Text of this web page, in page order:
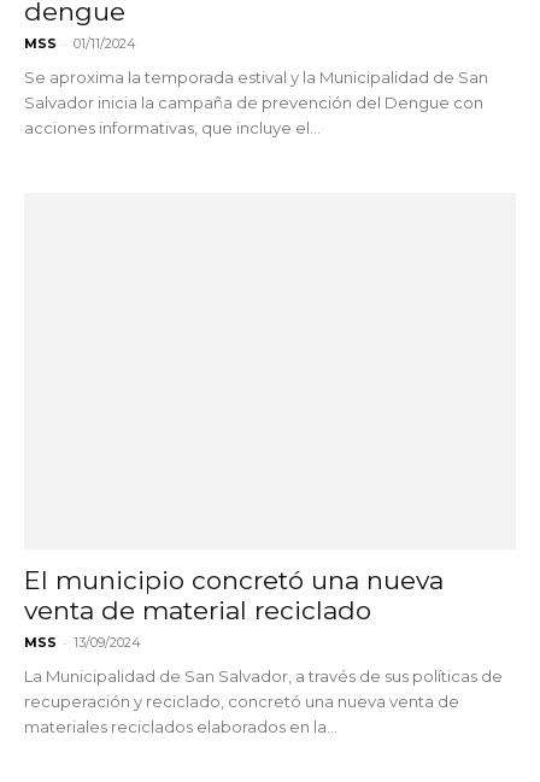
dengue
MSS - 01/11/2024
Se aproxima la temporada estival y la Municipalidad de San
Salvador inicia la campaña de prevención del Dengue con
acciones informativas, que incluye el...
El municipio concretó una nueva
venta de material reciclado
MSS - 13/09/2024
La Municipalidad de San Salvador, a través de sus políticas de
recuperación y reciclado, concretó una nueva venta de
materiales reciclados elaborados en la...